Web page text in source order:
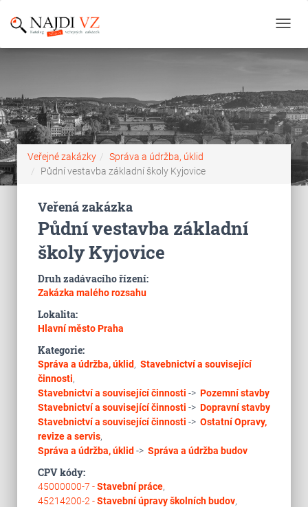
Veřejné zakázky
Správa a údržba, úklid
Půdní vestavba základní školy Kyjovice
Veřená zakázka
Půdní vestavba základní
školy Kyjovice
Druh zadávacího řízení:
Zakázka malého rozsahu
Lokalita:
Hlavní město Praha
Kategorie:
Správa a údržba, úklid, Stavebnictví a související
činnosti,
Stavebnictví a související činnosti -> Pozemní stavby
Stavebnictví a související činnosti -> Dopravní stavby
Stavebnictví a související činnosti -> OstatníOpravy,
revize a servis,
Správa a údržba, úklid -> Správa a údržba budov
CPV kódy:
45000000-7 -Stavební práce,
45214200-2 -Stavební úpravy školních budov,